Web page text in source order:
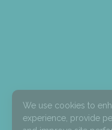
We use cookies to
experience, provide